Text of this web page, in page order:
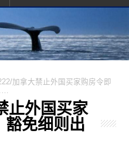
加拿大禁止外国买家购房令即
止外国买家
免细则出